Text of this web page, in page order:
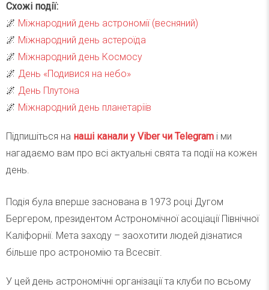
Схожі події:
🌌 Міжнародний день астрономії (весняний)
🌌 Міжнародний день астероїда
🌌 Міжнародний день Космосу
🌌 День «Подивися на небо»
🌌 День Плутона
🌌 Міжнародний день планетаріїв
Підпишіться на наші канали у Viber чи Telegram і ми
нагадаємо вам про всі актуальні свята та події на кожен
день.
Подія була вперше заснована в 1973 році Дугом
Бергером, президентом Астрономічної асоціації Північної
Каліфорнії. Мета заходу – заохотити людей дізнатися
більше про астрономію та Всесвіт.
У цей день астрономічні організації та клуби по всьому